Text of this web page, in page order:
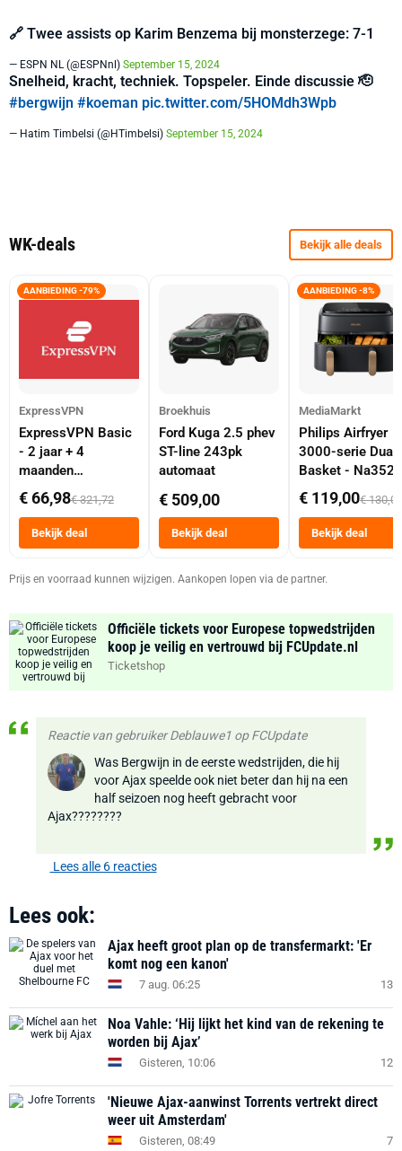
🔗 Twee assists op Karim Benzema bij monsterzege: 7-1
— ESPN NL (@ESPNnl) September 15, 2024
Snelheid, kracht, techniek. Topspeler. Einde discussie 🫡
#bergwijn #koeman pic.twitter.com/5HOMdh3Wpb
— Hatim Timbelsi (@HTimbelsi) September 15, 2024
WK-deals Bekijk alle deals
AANBIEDING -79%
ExpressVPN
ExpressVPN Basic
- 2 jaar + 4
maanden
abonnement
€ 66,98€ 321,72
Bekijk deal
Broekhuis
Ford Kuga 2.5 phev
ST-line 243pk
automaat
€ 509,00
Bekijk deal
AANBIEDING -8%
MediaMarkt
Philips Airfryer
3000-serie Dual
Basket -
Dubbele Mand 9
Tot 6 Personen
Heteluchtfriteuse
Zwart
€ 119,00€ 130,00
Bekijk deal
Prijs en voorraad kunnen wijzigen. Aankopen lopen via de partner.
Officiële tickets voor Europese topwedstrijden
koop je veilig en vertrouwd bij FCUpdate.nl
Ticketshop
Reactie van gebruiker Deblauwe1 op FCUpdate
Was Bergwijn in de eerste wedstrijden, die hij
voor Ajax speelde ook niet beter dan hij na een
half seizoen nog heeft gebracht voor
Ajax????????
Lees alle 6 reacties
Lees ook:
Ajax heeft groot plan op de transfermarkt: 'Er
komt nog een kanon'
7 aug. 06:25 13
Noa Vahle: ‘Hij lijkt het kind van de rekening te
worden bij Ajax’
Gisteren, 10:06 12
'Nieuwe Ajax-aanwinst Torrents vertrekt direct
weer uit Amsterdam'
Gisteren, 08:49 7